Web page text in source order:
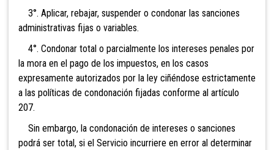
3°. Aplicar, rebajar, suspender o condonar las sanciones
administrativas fijas o variables.
4°. Condonar total o parcialmente los intereses penales por
la mora en el pago de los impuestos, en los casos
expresamente autorizados por la ley ciñéndose estrictamente
a las políticas de condonación fijadas conforme al artículo
207.
Sin embargo, la condonación de intereses o sanciones
podrá ser total, si el Servicio incurriere en error al determinar